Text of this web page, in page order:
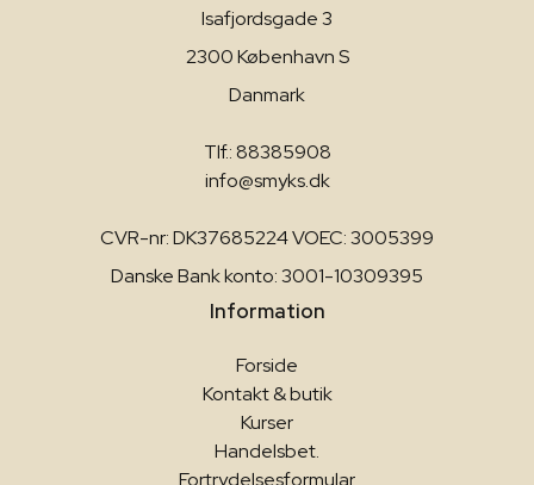
Isafjordsgade 3
2300 København S
Danmark
Tlf.: 88385908
info@smyks.dk
CVR-nr: DK37685224 VOEC: 3005399
Danske Bank konto: 3001-10309395
Information
Forside
Kontakt & butik
Kurser
Handelsbet.
Fortrydelsesformular